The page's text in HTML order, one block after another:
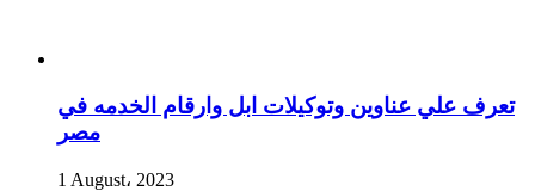
تعرف علي عناوين وتوكيلات ابل وارقام الخدمه في
مصر
1 August، 2023